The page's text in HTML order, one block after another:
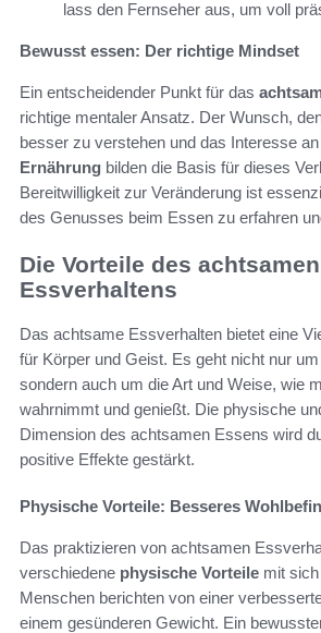
lass den Fernseher aus, um voll
Bewusst essen: Der richtige Mindset
Ein entscheidender Punkt für das
richtige mentaler Ansatz. Der Wunsch,
besser zu verstehen und das Interesse
Ernährung bilden die Basis für dieses
Bereitwilligkeit zur Veränderung ist
des Genusses beim Essen zu erfahren
Die Vorteile des achtsamen
Essverhaltens
Das achtsame Essverhalten bietet eine
für Körper und Geist. Es geht nicht nur
sondern auch um die Art und Weise, wie
wahrnimmt und genießt. Die physische
Dimension des achtsamen Essens wird
positive Effekte gestärkt.
Physische Vorteile: Besseres
Das praktizieren von achtsamen
verschiedene physische Vorteile mit
Menschen berichten von einer
einem gesünderen Gewicht. Ein